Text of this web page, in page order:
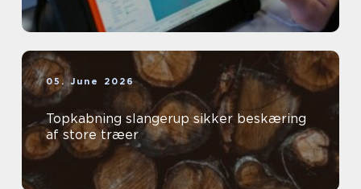
05. June 2026
Topkabning slangerup sikker beskæring
af store træer